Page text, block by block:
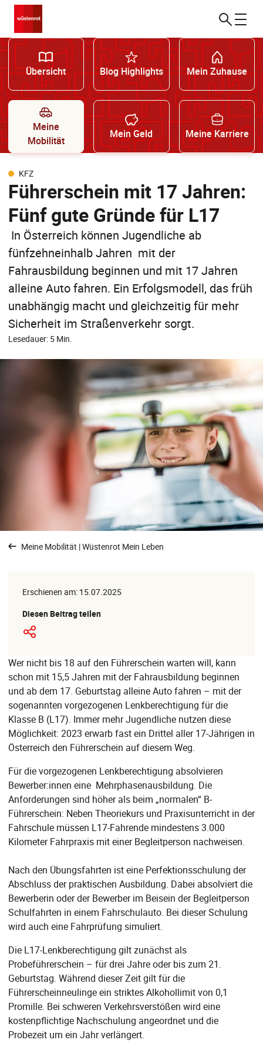
Übersicht Blog Highlights Mein Zuhause
Meine
Mobilität
Mein Geld Meine Karriere
KFZ
Führerschein mit 17 Jahren:
Fünf gute Gründe für L17
In Österreich können Jugendliche ab
fünfzehneinhalb Jahren mit der
Fahrausbildung beginnen und mit 17 Jahren
alleine Auto fahren. Ein Erfolgsmodell, das früh
unabhängig macht und gleichzeitig für mehr
Sicherheit im Straßenverkehr sorgt.
Lesedauer: 5 Min.
Meine Mobilität | Wüstenrot Mein Leben
Erschienen am: 15.07.2025
Diesen Beitrag teilen
Wer nicht bis 18 auf den Führerschein warten will, kann
schon mit 15,5 Jahren mit der Fahrausbildung beginnen
und ab dem 17. Geburtstag alleine Auto fahren – mit der
sogenannten vorgezogenen Lenkberechtigung für die
Klasse B (L17). Immer mehr Jugendliche nutzen diese
Möglichkeit: 2023 erwarb fast ein Drittel aller 17-Jährigen in
Österreich den Führerschein auf diesem Weg.
Für die vorgezogenen Lenkberechtigung absolvieren
Bewerber:innen eine Mehrphasenausbildung. Die
Anforderungen sind höher als beim „normalen“ B-
Führerschein: Neben Theoriekurs und Praxisunterricht in der
Fahrschule müssen L17-Fahrende mindestens 3.000
Kilometer Fahrpraxis mit einer Begleitperson nachweisen.
Nach den Übungsfahrten ist eine Perfektionsschulung der
Abschluss der praktischen Ausbildung. Dabei absolviert die
Bewerberin oder der Bewerber im Beisein der Begleitperson
Schulfahrten in einem Fahrschulauto. Bei dieser Schulung
wird auch eine Fahrprüfung simuliert.
Die L17-Lenkberechtigung gilt zunächst als
Probeführerschein – für drei Jahre oder bis zum 21.
Geburtstag. Während dieser Zeit gilt für die
Führerscheinneulinge ein striktes Alkohollimit von 0,1
Promille. Bei schweren Verkehrsverstößen wird eine
kostenpflichtige Nachschulung angeordnet und die
Probezeit um ein Jahr verlängert.